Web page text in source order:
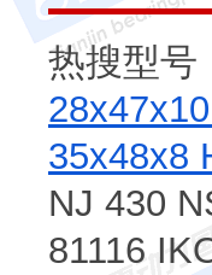
热搜型号
35x48x8
NJ 430
81116